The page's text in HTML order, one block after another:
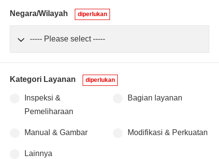
Negara/Wilayah diperlukan
Kategori Layanan diperlukan
Inspeksi &
Pemeliharaan
Bagian layanan
Manual & Gambar Modifikasi & Perkuatan
Lainnya